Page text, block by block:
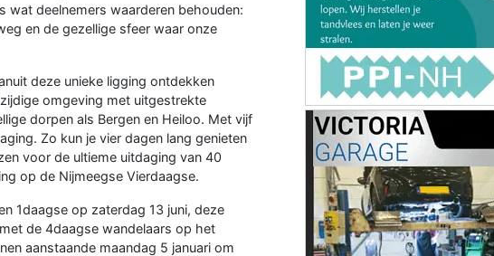
wat deelnemers waarderen behouden:
en de gezellige sfeer waar onze
deze unieke ligging ontdekken
omgeving met uitgestrekte
dorpen als Bergen en Heiloo. Met vijf
Zo kun je vier dagen lang genieten
voor de ultieme uitdaging van 40
op de Nijmeegse Vierdaagse.
1daagse op zaterdag 13 juni, deze
de 4daagse wandelaars op het
aanstaande maandag 5 januari om